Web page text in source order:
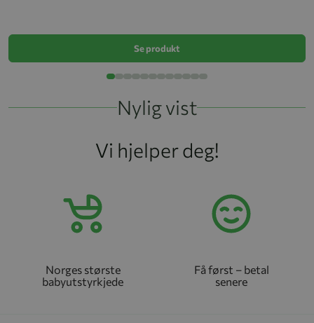
Se produkt
Nylig vist
Vi hjelper deg!
Norges største
babyutstyrkjede
Få først – betal
senere